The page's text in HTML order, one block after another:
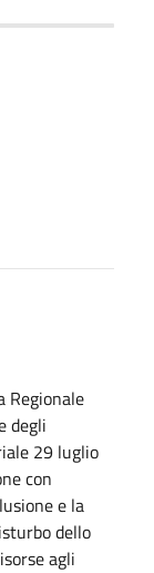
Regionale
degli
29 luglio
con
e la
dello
agli